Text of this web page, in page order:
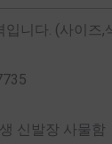
니다. (사이즈,
신발장 사물함